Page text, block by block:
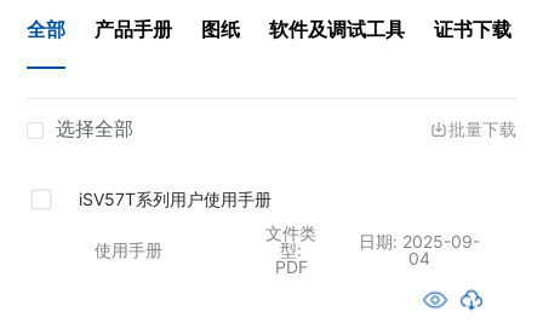
全部 产品手册 图纸 软件及调试工具 证书下载
选择全部 批量下载
iSV57T系列用户使用手册
使用手册
文件类
型:
PDF
日期: 2025-09-
04